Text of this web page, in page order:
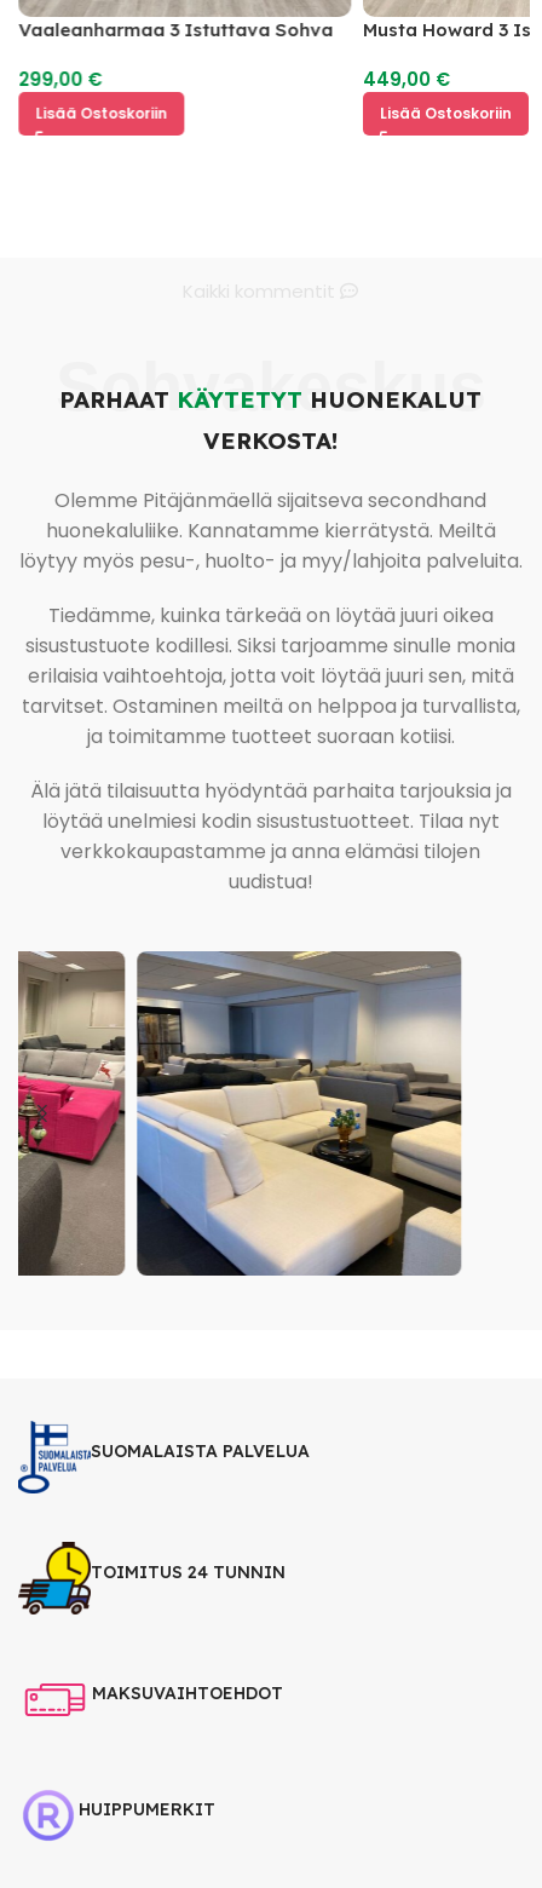
Vaaleanharmaa 3 Istuttava Sohva
299,00 €
Lisää Ostoskoriin
Musta Howard 3
449,00 €
Lisää Ostoskoriin
Sohvakeskus
PARHAAT KÄYTETYT HUONEKALUT
VERKOSTA!
Olemme Pitäjänmäellä sijaitseva secondhand
huonekaluliike. Kannatamme kierrätystä. Meiltä
löytyy myös pesu-, huolto- ja myy/lahjoita palveluita.
Tiedämme, kuinka tärkeää on löytää juuri oikea
sisustustuote kodillesi. Siksi tarjoamme sinulle monia
erilaisia vaihtoehtoja, jotta voit löytää juuri sen, mitä
tarvitset. Ostaminen meiltä on helppoa ja turvallista,
ja toimitamme tuotteet suoraan kotiisi.
Älä jätä tilaisuutta hyödyntää parhaita tarjouksia ja
löytää unelmiesi kodin sisustustuotteet. Tilaa nyt
verkkokaupastamme ja anna elämäsi tilojen
uudistua!
SUOMALAISTA PALVELUA
TOIMITUS 24 TUNNIN
MAKSUVAIHTOEHDOT
HUIPPUMERKIT